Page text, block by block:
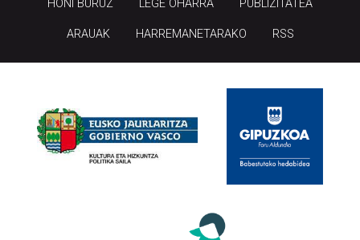
HONI BURUZ LEGE OHARRA PUBLIZITATEA
ARAUAK HARREMANETARAKO RSS